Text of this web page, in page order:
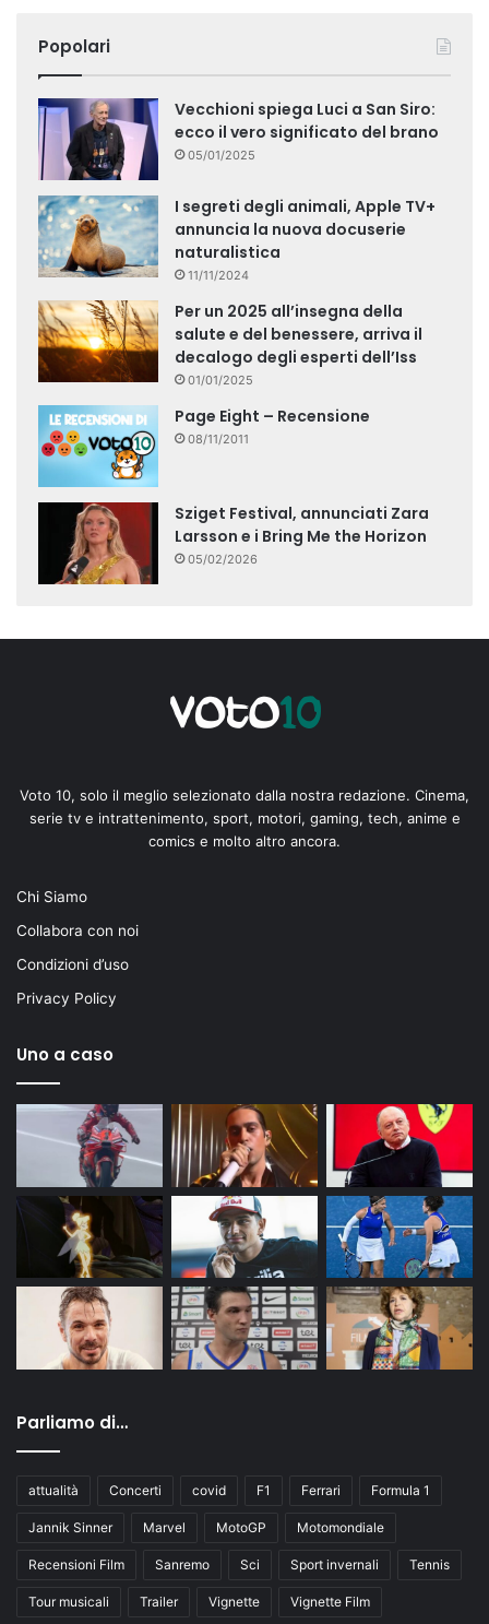
Popolari
Vecchioni spiega Luci a San Siro:
ecco il vero significato del brano
05/01/2025
I segreti degli animali, Apple TV+
annuncia la nuova docuserie
naturalistica
11/11/2024
Per un 2025 all’insegna della
salute e del benessere, arriva il
decalogo degli esperti dell’Iss
01/01/2025
Page Eight – Recensione
08/11/2011
Sziget Festival, annunciati Zara
Larsson e i Bring Me the Horizon
05/02/2026
Voto 10, solo il meglio selezionato dalla nostra redazione. Cinema,
serie tv e intrattenimento, sport, motori, gaming, tech, anime e
comics e molto altro ancora.
Chi Siamo
Collabora con noi
Condizioni d’uso
Privacy Policy
Uno a caso
Parliamo di…
attualità Concerti covid F1 Ferrari Formula 1
Jannik Sinner Marvel MotoGP Motomondiale
Recensioni Film Sanremo Sci Sport invernali Tennis
Tour musicali Trailer Vignette Vignette Film